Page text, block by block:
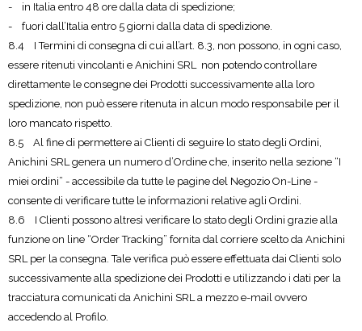
- in Italia entro 48 ore dalla data di spedizione;
- fuori dall’Italia entro 5 giorni dalla data di spedizione.
8.4 I Termini di consegna di cui all’art. 8.3, non possono, in ogni caso,
essere ritenuti vincolanti e Anichini SRL non potendo controllare
direttamente le consegne dei Prodotti successivamente alla loro
spedizione, non può essere ritenuta in alcun modo responsabile per il
loro mancato rispetto.
8.5 Al fine di permettere ai Clienti di seguire lo stato degli Ordini,
Anichini SRL genera un numero d’Ordine che, inserito nella sezione “I
miei ordini” - accessibile da tutte le pagine del Negozio On-Line -
consente di verificare tutte le informazioni relative agli Ordini.
8.6 I Clienti possono altresì verificare lo stato degli Ordini grazie alla
funzione on line “Order Tracking” fornita dal corriere scelto da Anichini
SRL per la consegna. Tale verifica può essere effettuata dai Clienti solo
successivamente alla spedizione dei Prodotti e utilizzando i dati per la
tracciatura comunicati da Anichini SRL a mezzo e-mail ovvero
accedendo al Profilo.